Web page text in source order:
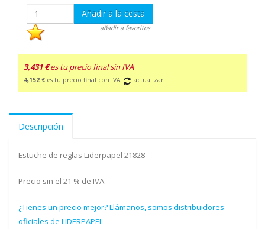
Añadir a la cesta
añadir a favoritos
3,431 € es tu precio final sin IVA
4,152 € es tu precio final con IVA actualizar
Descripción
Estuche de reglas Liderpapel 21828
Precio sin el 21 % de IVA.
¿Tienes un precio mejor? Llámanos, somos distribuidores
oficiales de LIDERPAPEL